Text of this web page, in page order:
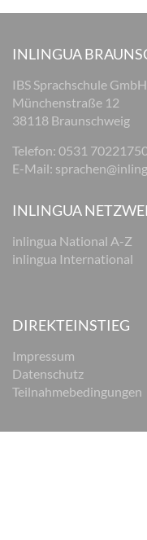
INLINGUA
IBS Sprachschule GmbH
Münchenstraße 12
38118 Braunschweig
Telefon: 0531
E-Mail:
INLINGUA
inlingua National A-Z
inlingua International
DIREKTEINSTIEG
Impressum
Datenschutz
Teilnahmebedingungen